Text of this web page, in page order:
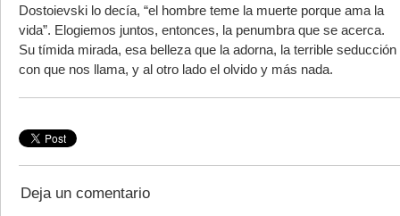
Dostoievski lo decía, “el hombre teme la muerte porque ama la
vida”. Elogiemos juntos, entonces, la penumbra que se acerca.
Su tímida mirada, esa belleza que la adorna, la terrible seducción
con que nos llama, y al otro lado el olvido y más nada.
Deja un comentario